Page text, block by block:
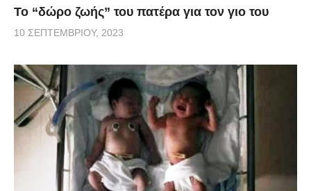
Το “δώρο ζωής” του πατέρα για τον γιο του
10 ΣΕΠΤΕΜΒΡΊΟΥ, 2023